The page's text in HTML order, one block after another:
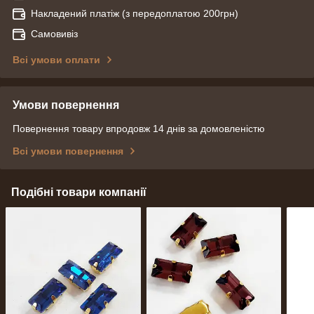
Накладений платіж (з передоплатою 200грн)
Самовивіз
Всі умови оплати
Умови повернення
Повернення товару впродовж 14 днів за домовленістю
Всі умови повернення
Подібні товари компанії